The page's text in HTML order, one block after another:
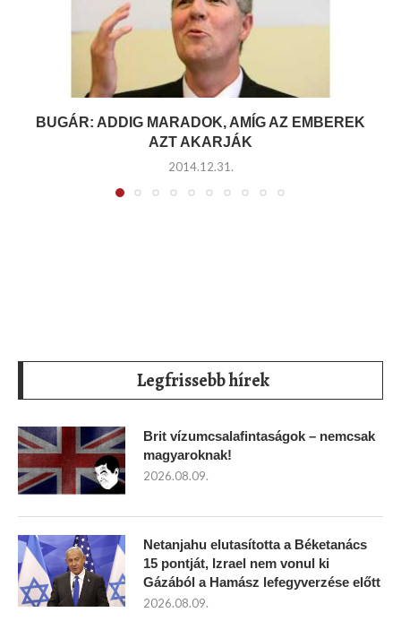
BUGÁR: ADDIG MARADOK, AMÍG AZ EMBEREK
AZT AKARJÁK
2014.12.31.
Legfrissebb hírek
Brit vízumcsalafintaságok – nemcsak
magyaroknak!
2026.08.09.
Netanjahu elutasította a Béketanács
15 pontját, Izrael nem vonul ki
Gázából a Hamász lefegyverzése előtt
2026.08.09.